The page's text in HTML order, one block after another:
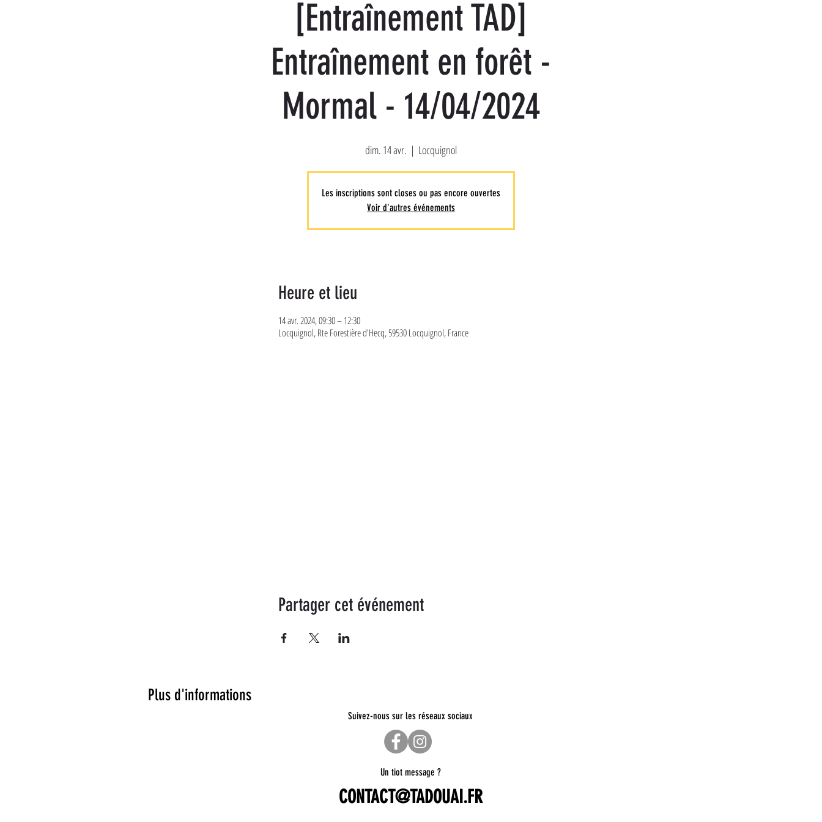
[Entraînement TAD]
Entraînement en forêt -
Mormal - 14/04/2024
dim. 14 avr.
  |
Locquignol
Les inscriptions sont closes ou pas encore ouvertes
Voir d'autres événements
Heure et lieu
14 avr. 2024, 09:30 – 12:30
Locquignol, Rte Forestière d'Hecq, 59530 Locquignol, France
Partager cet événement
Plus d'informations
Suivez-nous sur les réseaux sociaux
Un tiot message ?
CONTACT@TADOUAI.FR